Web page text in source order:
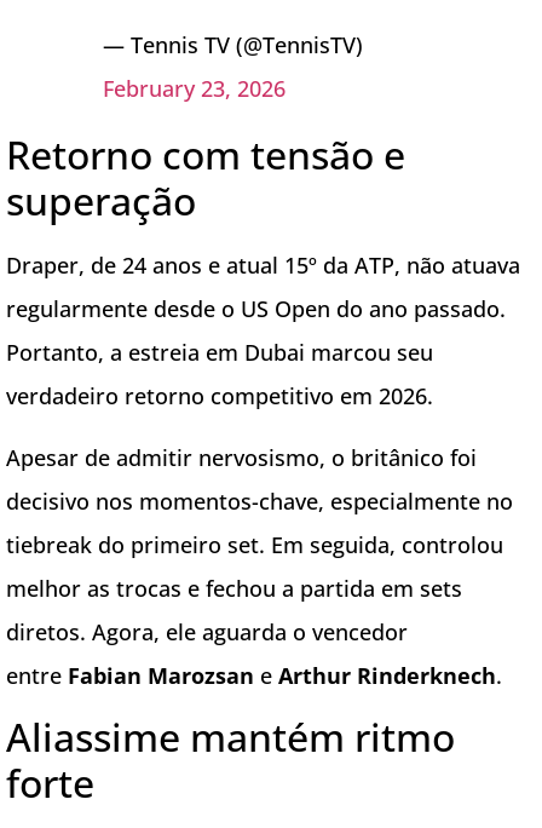
— Tennis TV (@TennisTV)
February 23, 2026
Retorno com tensão e
superação
Draper, de 24 anos e atual 15º da ATP, não atuava
regularmente desde o US Open do ano passado.
Portanto, a estreia em Dubai marcou seu
verdadeiro retorno competitivo em 2026.
Apesar de admitir nervosismo, o britânico foi
decisivo nos momentos-chave, especialmente no
tiebreak do primeiro set. Em seguida, controlou
melhor as trocas e fechou a partida em sets
diretos. Agora, ele aguarda o vencedor
entre Fabian Marozsan e Arthur Rinderknech.
Aliassime mantém ritmo
forte